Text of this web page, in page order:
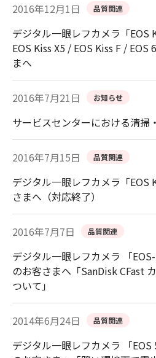
2016年12月1日 品質関連
デジタル一眼レフカメラ「EOS
EOS Kiss X5 / EOS Kiss F /
まへ
2016年7月21日 お知らせ
サービスセンターにおける清掃
2016年7月15日 品質関連
デジタル一眼レフカメラ「EOS
さまへ（対応終了）
2016年7月7日 品質関連
デジタル一眼レフカメラ 「
のお客さまへ「SanDisk CFast
ついて」
2014年6月24日 品質関連
デジタル一眼レフカメラ 「